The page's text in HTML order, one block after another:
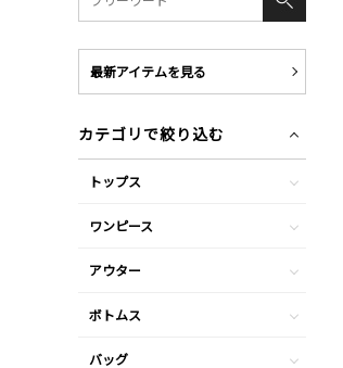
最新アイテムを見る
カテゴリで絞り込む
トップス
ワンピース
アウター
ボトムス
バッグ